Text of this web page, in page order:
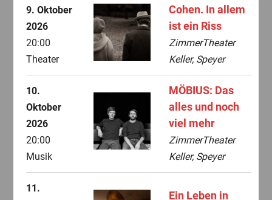
9. Oktober
2026
20:00
Theater
Cohen. In allem
ist ein Riss
ZimmerTheater
Keller, Speyer
10.
Oktober
2026
20:00
Musik
MÖBIUS: Das
alles und noch
viel mehr
ZimmerTheater
Keller, Speyer
11.
Ein Leben in